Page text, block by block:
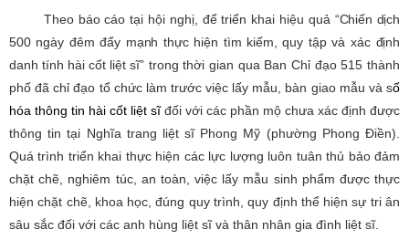
Theo báo cáo tại hội nghị, để triển khai hiệu quả “Chiến dịch
500 ngày đêm đẩy mạnh thực hiện tìm kiếm, quy tập và xác định
danh tính hài cốt liệt sĩ” trong thời gian qua Ban Chỉ đạo 515 thành
phố đã chỉ đạo tổ chức làm trước việc lấy mẫu, bàn giao mẫu và số
hóa thông tin hài cốt liệt sĩđối với các phần mộ chưa xác định được
thông tin tại Nghĩa trang liệt sĩ Phong Mỹ (phường Phong Điền).
Quá trình triển khai thực hiện các lực lượng luôn tuân thủ bảo đảm
chặt chẽ, nghiêm túc, an toàn, việc lấy mẫu sinh phẩm được thực
hiện chặt chẽ, khoa học, đúng quy trình, quy định thể hiện sự tri ân
sâu sắc đối với các anh hùng liệt sĩ và thân nhân gia đình liệt sĩ.